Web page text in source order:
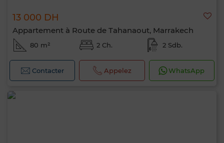
13 000 DH
Appartement à Route de Tahanaout, Marrakech
80 m² 2 Ch. 2 Sdb.
Contacter Appelez WhatsApp